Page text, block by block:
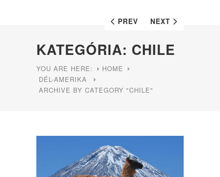
KATEGÓRIA: CHILE
YOU ARE HERE:
HOME
DÉL-AMERIKA
ARCHIVE BY CATEGORY "CHILE"
PREV NEXT